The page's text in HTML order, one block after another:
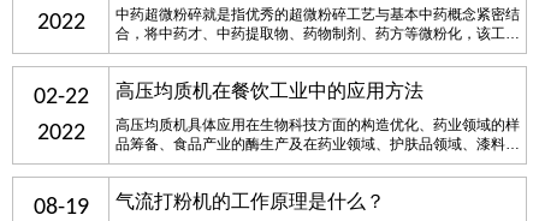
2022
中药超微粉碎就是指优秀的超微粉碎工艺与基本中药概念紧密结
合，将中药才、中药提取物、药物制剂、药方等微粉化，该工艺
提升了中药材的质量，提升了中药材的使用率，推动了中药的规
范化，是中药工业化的重要环节其一。超微食品粉碎机做为药机
领域中的具体设施，具体有下列几层面的优点：节省材料，减少
02-22
2022
高压均质机在餐饮工业中的应用方法
高压均质机具体应用在生物科技方面的构造优化、药业领域的样
品筹备、食品产业的酶生产及在药业领域、护肤品领域、漆料领
域和石化工业等领域。该设备选用不锈钢体系，可高效的分开护
体样品表层和被涵盖在其中的微生物均一样本，样品装在1次性
灭菌匀质袋里，不与设备触碰，符合迅速、結果精确、反复性好
08-19
气流打粉机的工作原理是什么？